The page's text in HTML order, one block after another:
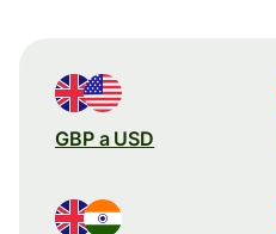
GBP a USD